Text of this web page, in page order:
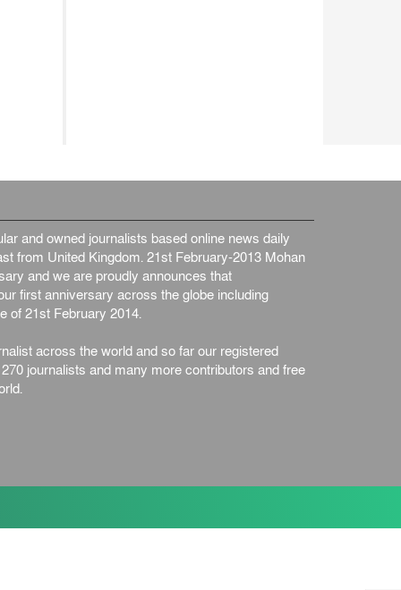
and owned journalists based online news daily
from United Kingdom. 21st February-2013 Mohan
and we are proudly announces that
first anniversary across the globe including
of 21st February 2014.
across the world and so far our registered
journalists and many more contributors and free